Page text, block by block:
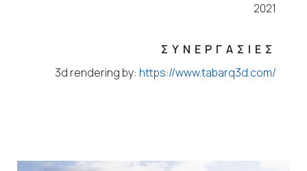
2021
ΣΥΝΕΡΓΑΣΙΕΣ
3d rendering by: https://www.tabarq3d.com/